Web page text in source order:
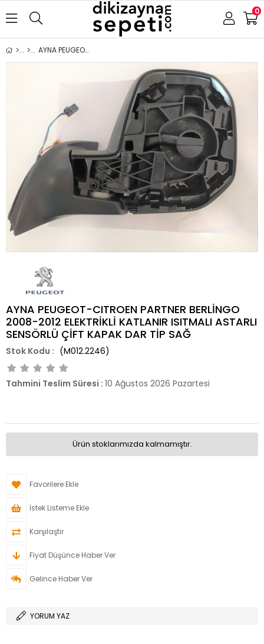
0
AYNA PEUGEOT-CITROEN PARTNER BERLİNGO 2008-2012 ELEKTRİKLİ KATLANIR ISITMALI ASTARLI SENSÖRLÜ ÇİFT KAPAK DAR TİP SAĞ
AYNA PEUGEOT-CITROEN PARTNER BERLİNGO
2008-2012 ELEKTRİKLİ KATLANIR ISITMALI ASTARLI
SENSÖRLÜ ÇİFT KAPAK DAR TİP SAĞ
(M012.2246)
Tahmini Teslim Süresi : 10 Ağustos 2026 Pazartesi
Ürün stoklarımızda kalmamıştır.
Favorilere Ekle
İstek Listeme Ekle
Karşılaştır
Fiyat Düşünce Haber Ver
Gelince Haber Ver
YORUM YAZ